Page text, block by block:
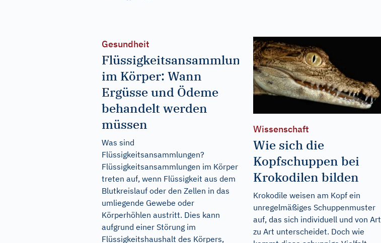
Gesundheit
Flüssigkeitsansammlungen
im Körper: Wann
Ergüsse und Ödeme
behandelt werden
müssen
Was sind
Flüssigkeitsansammlungen?
Flüssigkeitsansammlungen im Körper
treten auf, wenn Flüssigkeit aus dem
Blutkreislauf oder den Zellen in das
umliegende Gewebe oder
Körperhöhlen austritt. Dies kann
aufgrund einer Störung im
Flüssigkeitshaushalt des Körpers,
Wissenschaft
Wie sich die
Kopfschuppen bei
Krokodilen bilden
Krokodile weisen am Kopf ein
unregelmäßiges Schuppenmuster
auf, das sich individuell und von Art
zu Art unterscheidet. Doch wie